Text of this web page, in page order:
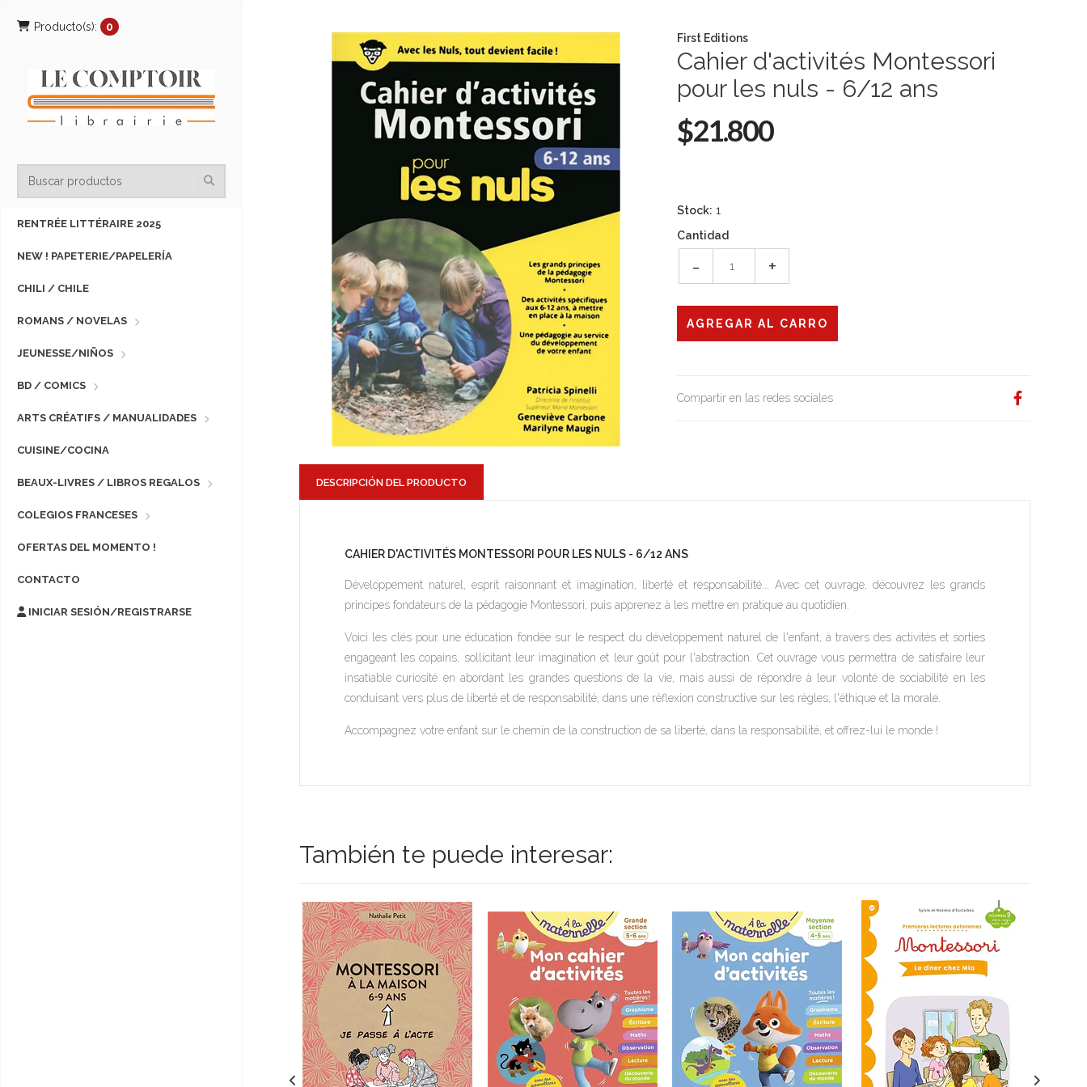
Producto(s): 0
RENTRÉE LITTÉRAIRE 2025
NEW ! PAPETERIE/PAPELERÍA
CHILI / CHILE
ROMANS / NOVELAS
JEUNESSE/NIÑOS
BD / COMICS
ARTS CRÉATIFS / MANUALIDADES
CUISINE/COCINA
BEAUX-LIVRES / LIBROS REGALOS
COLEGIOS FRANCESES
OFERTAS DEL MOMENTO !
CONTACTO
INICIAR SESIÓN/REGISTRARSE
First Editions
Cahier d'activités Montessori
pour les nuls - 6/12 ans
$21.800
Stock: 1
Cantidad
- +
Compartir en las redes sociales
DESCRIPCIÓN DEL PRODUCTO
CAHIER D'ACTIVITÉS MONTESSORI POUR LES NULS - 6/12 ANS
Développement naturel, esprit raisonnant et imagination, liberté et responsabilité... Avec cet ouvrage, découvrez les grands
principes fondateurs de la pédagogie Montessori, puis apprenez à les mettre en pratique au quotidien.
Voici les clés pour une éducation fondée sur le respect du développement naturel de l'enfant, à travers des activités et sorties
engageant les copains, sollicitant leur imagination et leur goût pour l'abstraction. Cet ouvrage vous permettra de satisfaire leur
insatiable curiosité en abordant les grandes questions de la vie, mais aussi de répondre à leur volonté de sociabilité en les
conduisant vers plus de liberté et de responsabilité, dans une réflexion constructive sur les règles, l'éthique et la morale.
Accompagnez votre enfant sur le chemin de la construction de sa liberté, dans la responsabilité, et offrez-lui le monde !
También te puede interesar: